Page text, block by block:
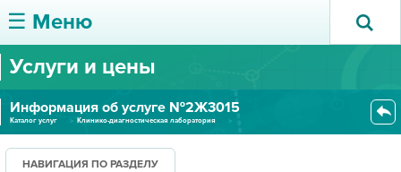
☰ Меню
О ЦЕНТРЕ
УСЛУГИ И ЦЕНЫ
ПАЦИЕНТУ
Услуги и цены
Информация об услуге №2Ж3015
Каталог услуг
Клинико-диагностическая лаборатория
ДНК Микоплазмы гениталиум (Myc...
НАВИГАЦИЯ ПО РАЗДЕЛУ